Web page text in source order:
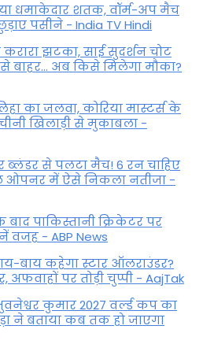
धमाकेदार शतक, वॉर्म-अप मैच
पसीने - India TV Hindi
करारा झटका, साई सुदर्शन चोट
बाहर... अब किसे म‍िलेगा मौका?
का जलवा, कोरिया मास्टर्स के
खिलाड़ी से मुकाबला -
ब्लंडर से पलटा मैच! 6 रन चाहिए
ओपनर में ऐसे न‍िकला नतीजा -
पाकिस्तानी क्रिकेटर पर
वजह - ABP News
बाय कहेगा स्टार ऑलराउंडर?
पर तोड़ी चुप्पी - AajTak
कुमार 2027 वर्ल्ड कप का
ने बताया कब तक हो जाएगा